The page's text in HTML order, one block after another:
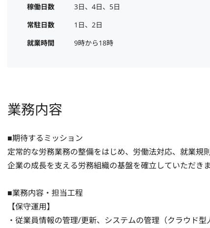
稼働日数
3日、4日、5日
常駐日数
1日、2日
就業時間
9時から18時
業務内容
■期待するミッション
定常的な労務業務の整備をはじめ、労働法対応、就業
企業の成長を支える労務組織の基盤を確立していただきま
■業務内容・担当工程
【保守運用】
・従業員情報の管理/更新、システムの管理（クラウド型